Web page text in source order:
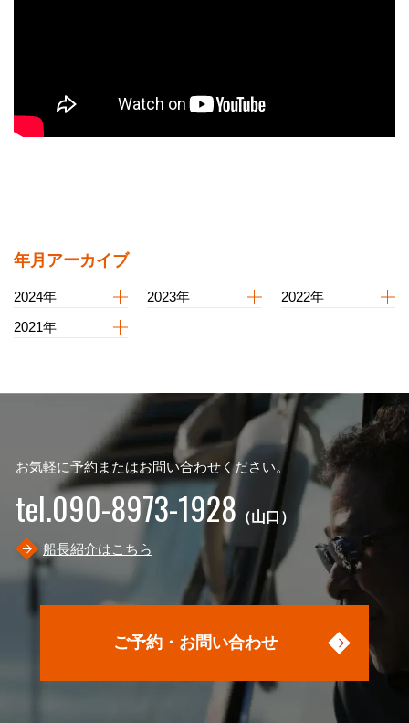
年月アーカイブ
2024年 2023年
2022年
2021年
お気軽に予約またはお問い合わせください。
tel.090-8973-1928 （山口）
船長紹介はこちら
ご予約・お問い合わせ